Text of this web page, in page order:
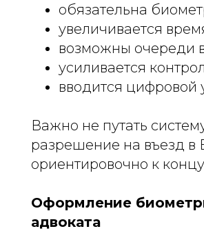
обязательна
увеличивается
возможны очереди
усиливается
вводится цифровой
Важно не путать
разрешение на въезд в
ориентировочно к
Оформление
адвоката